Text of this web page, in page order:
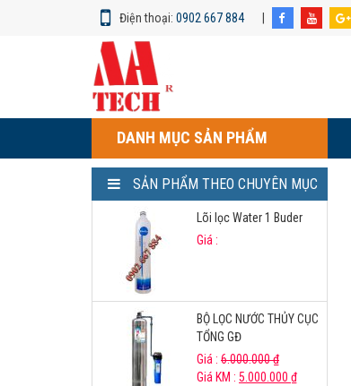
Điện thoại: 0902 667 884
LỌC
NƯỚC
BẾN
TRE
DANH MỤC SẢN PHẨM
SẢN PHẨM THEO CHUYÊN MỤC
Lõi lọc Water 1 Buder
Giá :
BỘ LỌC NƯỚC THỦY CỤC
TỔNG GĐ
Giá : 6.000.000₫
Giá KM : 5.000.000 ₫